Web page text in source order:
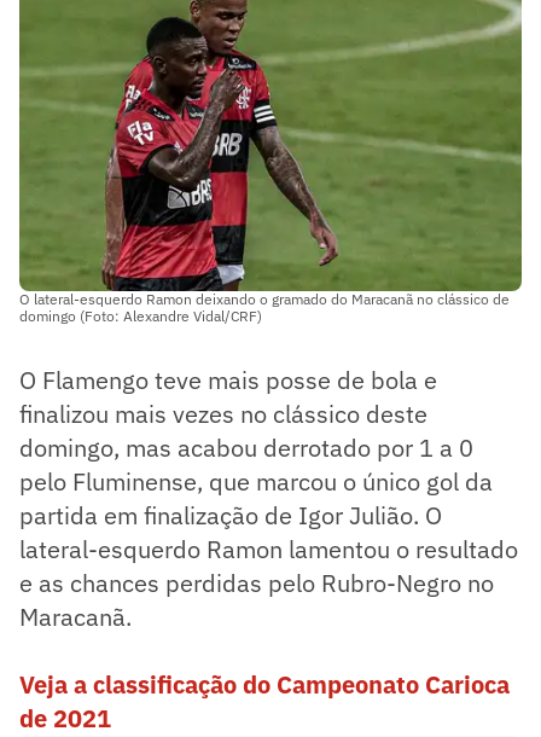
O lateral-esquerdo Ramon deixando o gramado do Maracanã no clássico de
domingo (Foto: Alexandre Vidal/CRF)
O Flamengo teve mais posse de bola e
finalizou mais vezes no clássico deste
domingo, mas acabou derrotado por 1 a 0
pelo Fluminense, que marcou o único gol da
partida em finalização de Igor Julião. O
lateral-esquerdo Ramon lamentou o resultado
e as chances perdidas pelo Rubro-Negro no
Maracanã.
Veja a classificação do Campeonato Carioca
de 2021